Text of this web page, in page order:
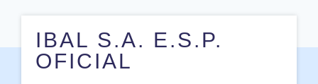
IBAL S.A. E.S.P.
OFICIAL